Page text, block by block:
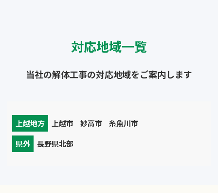
対応地域一覧
当社の解体工事の対応地域をご案内します
上越地方 上越市 妙高市
糸魚川市
県外
長野県北部